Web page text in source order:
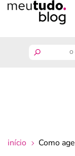
início Como